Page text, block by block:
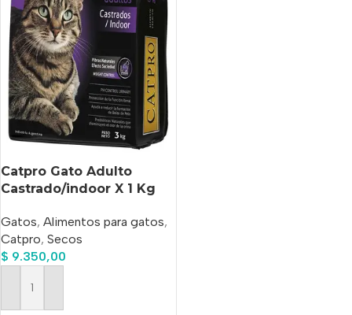
Catpro Gato Adulto
Castrado/indoor X 1 Kg
Gatos, Alimentos para gatos,
Catpro, Secos
$ 9.350,00
Añadir Al Carrito